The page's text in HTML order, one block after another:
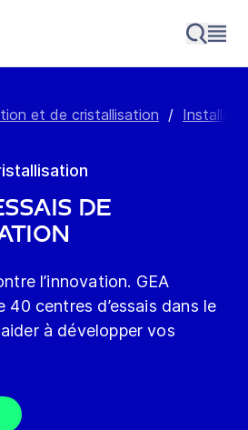
et de cristallisation /
de
l’innovation. GEA
40 centres d’essais dans le
à développer vos